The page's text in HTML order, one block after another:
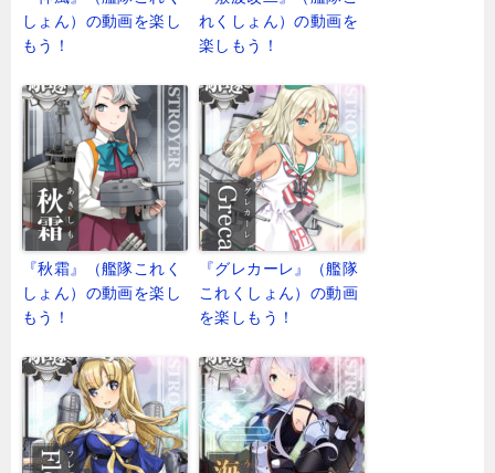
しょん）の動画を楽し
もう！
れくしょん）の動画を
楽しもう！
『秋霜』（艦隊これく
しょん）の動画を楽し
もう！
『グレカーレ』（艦隊
これくしょん）の動画
を楽しもう！